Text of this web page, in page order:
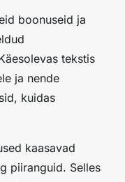
boonuseid ja
tekstis
ja nende
kuidas
kaasavad
piiranguid. Selles